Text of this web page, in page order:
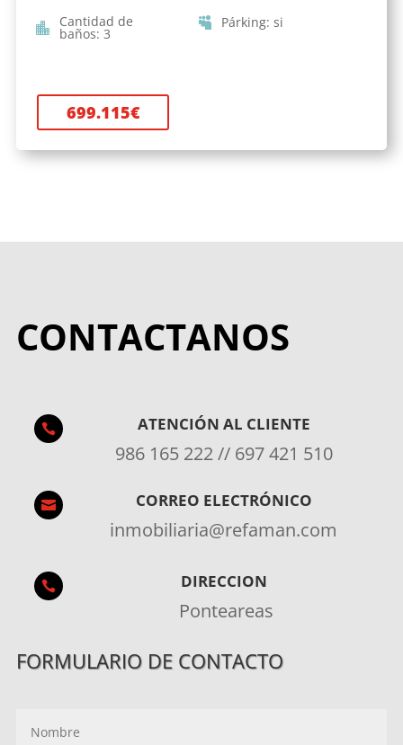
Cantidad de
baños: 3
Párking: si
699.115€
CONTACTANOS
 ATENCIÓN AL CLIENTE
986 165 222 // 697 421 510
 CORREO ELECTRÓNICO
inmobiliaria@refaman.com
 DIRECCION
Ponteareas
FORMULARIO DE CONTACTO